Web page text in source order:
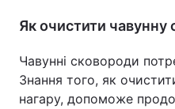
Як очистити чавунну
Чавунні сковороди
Знання того, як
нагару, допоможе